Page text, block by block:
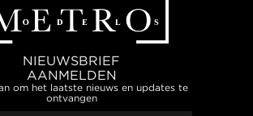
NIEUWSBRIEF
AANMELDEN
om het laatste nieuws en updates te
ontvangen